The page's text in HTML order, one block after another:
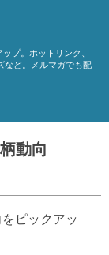
プ。ホットリンク、
など。メルマガでも配
動向
ピックアッ